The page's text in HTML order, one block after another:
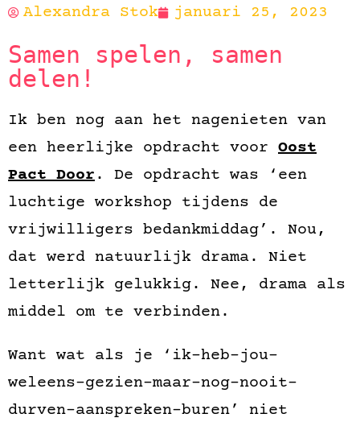
Alexandra Stok januari 25, 2023
Samen spelen, samen
delen!
Ik ben nog aan het nagenieten van
een heerlijke opdracht voor Oost
Pact Door. De opdracht was ‘een
luchtige workshop tijdens de
vrijwilligers bedankmiddag’. Nou,
dat werd natuurlijk drama. Niet
letterlijk gelukkig. Nee, drama als
middel om te verbinden.
Want wat als je ‘ik-heb-jou-
weleens-gezien-maar-nog-nooit-
durven-aanspreken-buren’ niet